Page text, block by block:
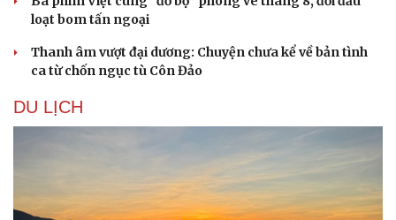
loạt bom tấn ngoại
Thanh âm vượt đại dương: Chuyện chưa kể về bản tình
ca từ chốn ngục tù Côn Đảo
DU LỊCH